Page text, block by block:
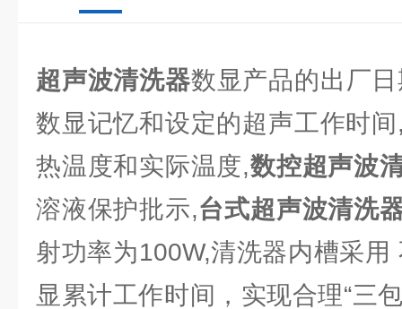
超声波清洗器数显产品的出厂
数显记忆和设定的超声工作时
热温度和实际温度,数控超声波
溶液保护批示,台式超声波清洗
射功率为100W,清洗器内槽采
显累计工作时间，实现合理“三